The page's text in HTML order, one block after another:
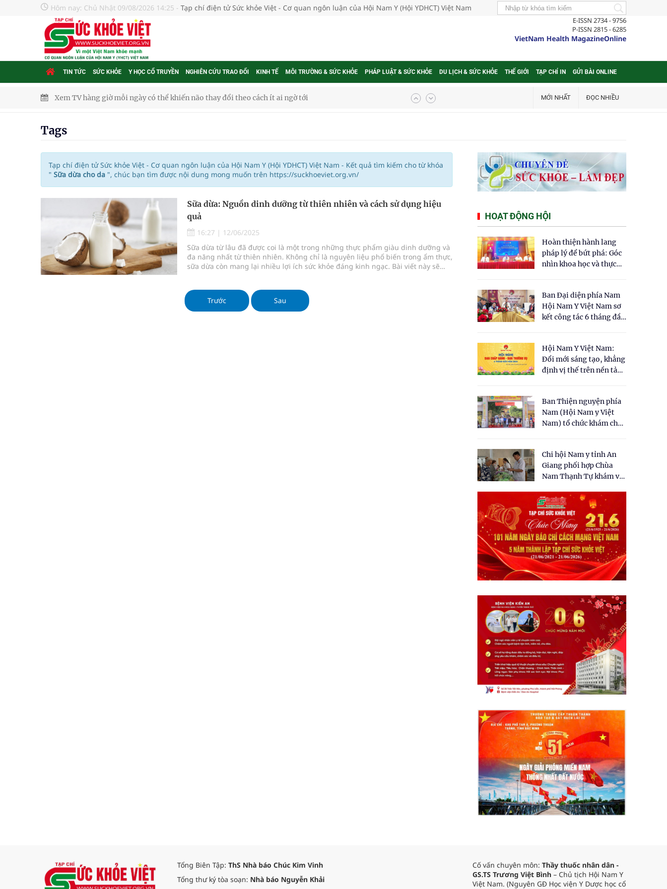
Hôm nay: Chủ Nhật 09/08/2026 14:25 - Tạp chí điện tử Sức khỏe Việt - Cơ quan ngôn luận của Hội Nam Y (Hội YDHCT) Việt Nam
E-ISSN 2734 - 9756
P-ISSN 2815 - 6285
VietNam Health MagazineOnline
TIN TỨC SỨC KHỎE Y HỌC CỔ TRUYỀN NGHIÊN CỨU TRAO ĐỔI KINH TẾ MÔI TRƯỜNG & SỨC KHỎE PHÁP LUẬT & SỨC KHỎE DU LỊCH & SỨC KHỎE THẾ GIỚI TẠP CHÍ IN GỬI BÀI ONLINE
Xem TV hàng giờ mỗi ngày có thể khiến não thay đổi theo cách ít ai ngờ tới
Tầm soát sớm ung thư vú giúp cứu sống hàng nghìn phụ nữ mỗi năm
Giải pháp nâng cao thị lực thời hiện đại
Triển khai đồng bộ các giải pháp quản lý chất lượng thuốc
Cách âm nhạc trị liệu được “đo ni đóng giày”
Dự báo thời tiết ngày 08/8/2026: Bắc Bộ nắng nóng, nhiệt độ cao nhất 35 độ
Đắk Lắk: Đẩy nhanh tiến độ khám sức khỏe định kỳ, khám sàng lọc cho người dân
Đề xuất cơ chế thu hút nhân lực, nâng cao chất lượng y tế
MỚI NHẤT ĐỌC NHIỀU
Tags
Tạp chí điện tử Sức khỏe Việt - Cơ quan ngôn luận của Hội Nam Y (Hội YDHCT) Việt Nam - Kết quả tìm kiếm cho từ khóa
" Sữa dừa cho da ", chúc bạn tìm được nội dung mong muốn trên https://suckhoeviet.org.vn/
Sữa dừa: Nguồn dinh dưỡng từ thiên nhiên và cách sử dụng hiệu
quả
16:27 | 12/06/2025
Sữa dừa từ lâu đã được coi là một trong những thực phẩm giàu dinh dưỡng và
đa năng nhất từ thiên nhiên. Không chỉ là nguyên liệu phổ biến trong ẩm thực,
sữa dừa còn mang lại nhiều lợi ích sức khỏe đáng kinh ngạc. Bài viết này sẽ
Trước
Sau
HOẠT ĐỘNG HỘI
Hoàn thiện hành lang
pháp lý để bứt phá: Góc
nhìn khoa học và thực
cho Luật Y dược cổ
truyền Việt Nam"
Ban Đại diện phía Nam
Hội Nam Y Việt Nam sơ
kết công tác 6 tháng đầu
Hội Nam Y Việt Nam:
Đổi mới sáng tạo, khẳng
định vị thế trên nền tảng
Ban Thiện nguyện phía
Nam (Hội Nam y Việt
Nam) tổ chức khám chữa
dân tại xã Tân Tập
Chi hội Nam y tỉnh An
Giang phối hợp Chùa
Nam Thạnh Tự khám và
nhân dân
Tổng Biên Tập: ThS Nhà báo Chúc Kim Vinh
Tổng thư ký tòa soạn: Nhà báo Nguyễn Khải
Cố vấn chuyên môn: Thầy thuốc nhân dân -
GS.TS Trương Việt Bình – Chủ tịch Hội Nam Y
Việt Nam. (Nguyên GĐ Học viện Y Dược học cổ